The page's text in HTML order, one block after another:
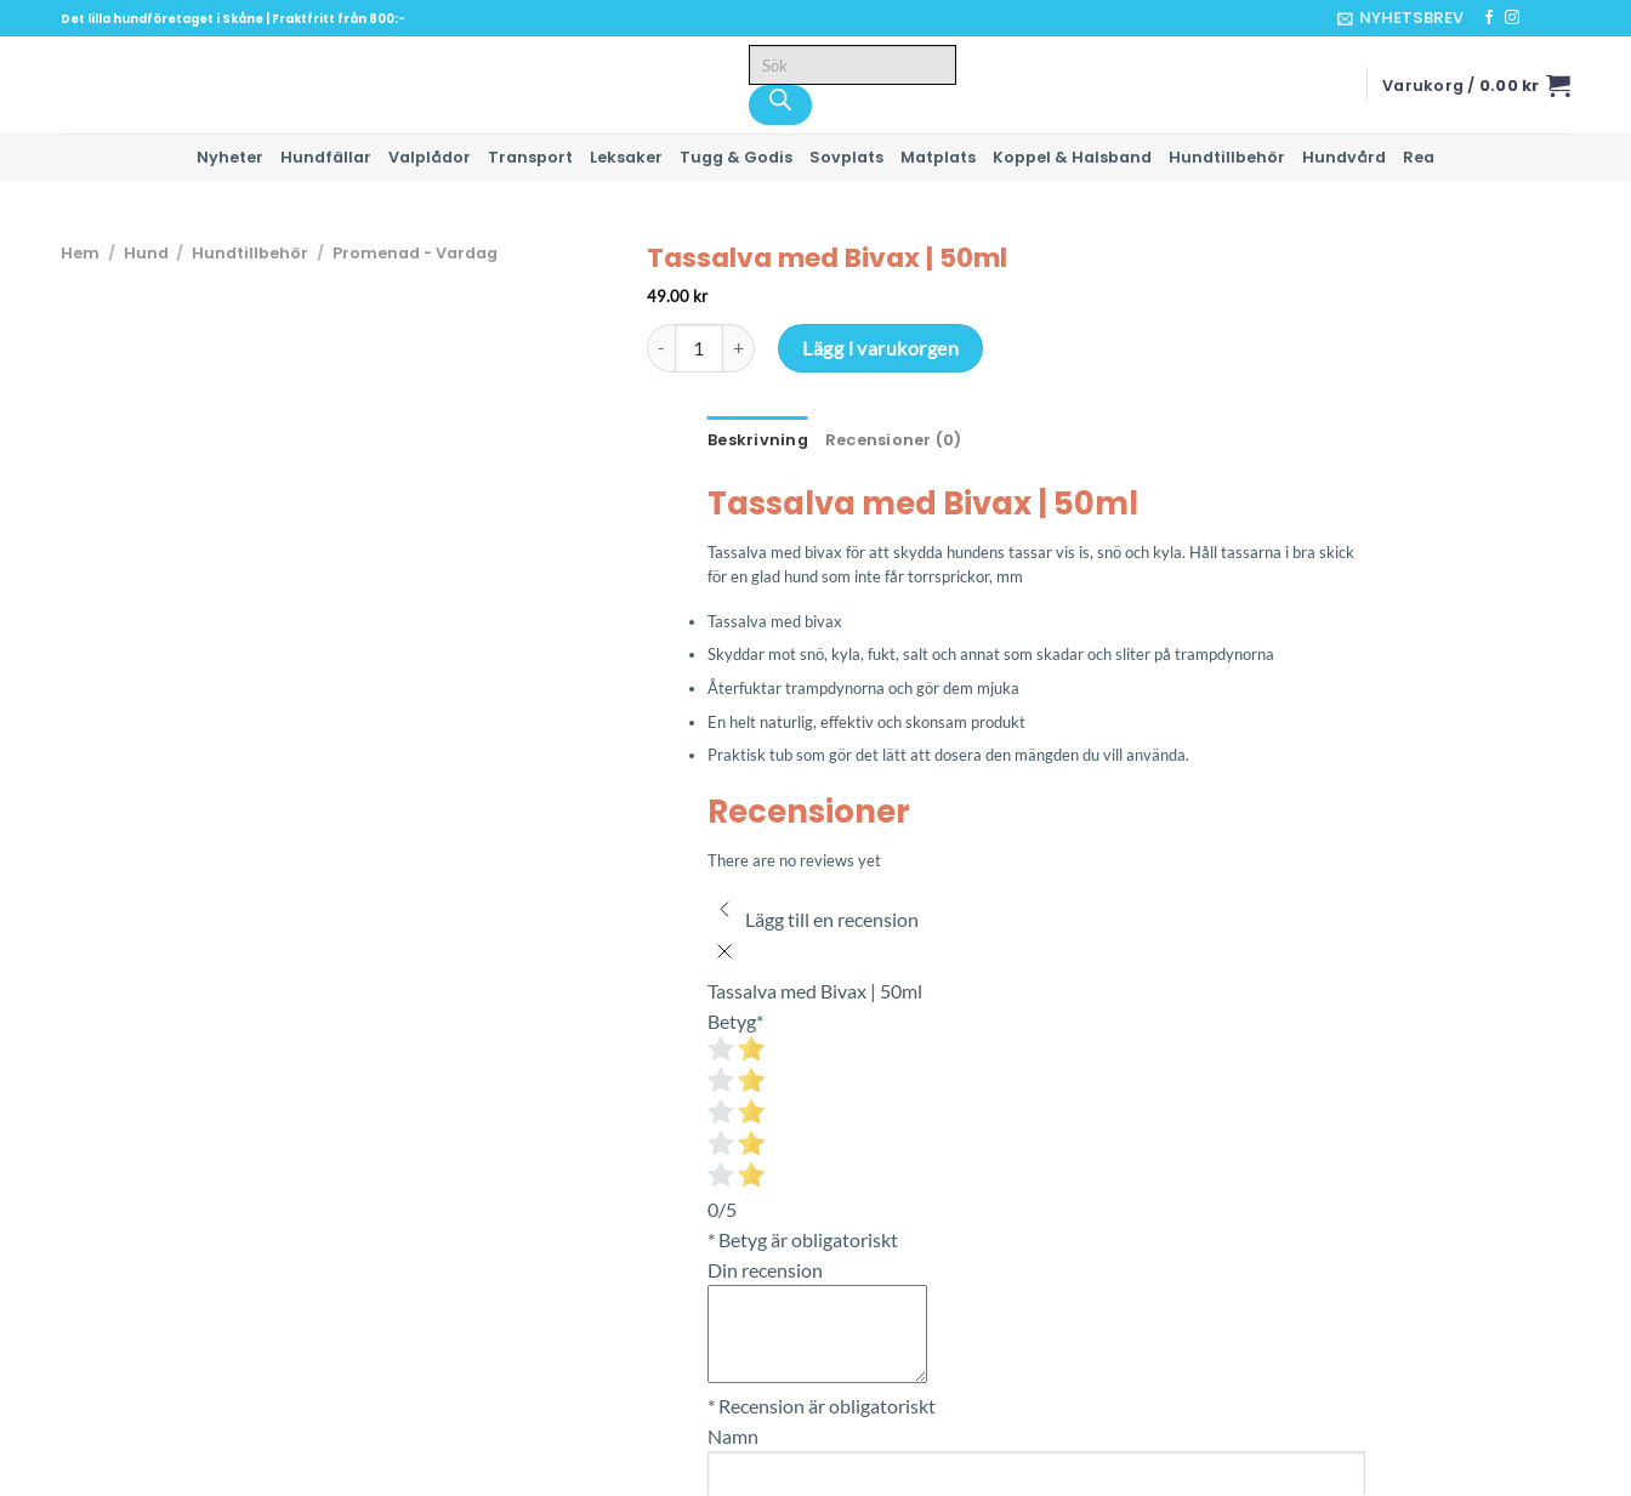
to
Det lilla hundföretaget i Skåne | Fraktfritt från 800:- NYHETSBREV
Varukorg / 0.00 kr
Nyheter Hundfällar Valplådor Transport Leksaker Tugg & Godis Sovplats Matplats Koppel & Halsband Hundtillbehör Hundvård Rea
Hem / Hund / Hundtillbehör / Promenad - Vardag Tassalva med Bivax | 50ml
49.00 kr
Tassalva med Bivax | 50ml mängdLägg i varukorgen
Beskrivning Recensioner (0)
Tassalva med Bivax | 50ml
Tassalva med bivax för att skydda hundens tassar vis is, snö och kyla. Håll tassarna i bra skick
för en glad hund som inte får torrsprickor, mm
Tassalva med bivax
Skyddar mot snö, kyla, fukt, salt och annat som skadar och sliter på trampdynorna
Återfuktar trampdynorna och gör dem mjuka
En helt naturlig, effektiv och skonsam produkt
Praktisk tub som gör det lätt att dosera den mängden du vill använda.
Recensioner
There are no reviews yet
Lägg till en recension
Tassalva med Bivax | 50ml
Betyg*
0/5
* Betyg är obligatoriskt
Din recension
* Recension är obligatoriskt
Namn